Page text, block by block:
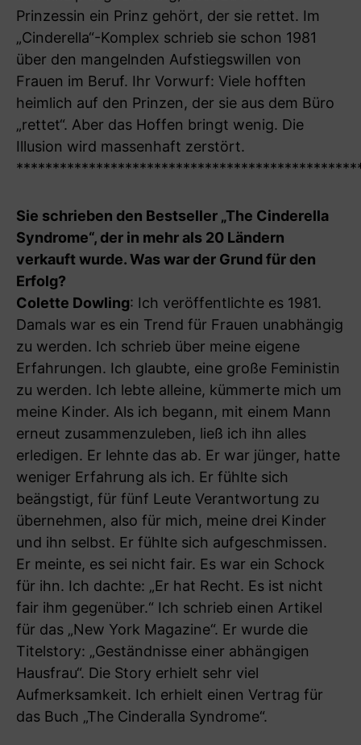
Prinzessin ein Prinz gehört, der sie rettet. Im
„Cinderella“-Komplex schrieb sie schon 1981
über den mangelnden Aufstiegswillen von
Frauen im Beruf. Ihr Vorwurf: Viele hofften
heimlich auf den Prinzen, der sie aus dem Büro
„rettet“. Aber das Hoffen bringt wenig. Die
Illusion wird massenhaft zerstört.
Sie schrieben den Bestseller „The Cinderella
Syndrome“, der in mehr als 20 Ländern
verkauft wurde. Was war der Grund für den
Erfolg?
Colette Dowling: Ich veröffentlichte es 1981.
Damals war es ein Trend für Frauen unabhängig
zu werden. Ich schrieb über meine eigene
Erfahrungen. Ich glaubte, eine große Feministin
zu werden. Ich lebte alleine, kümmerte mich um
meine Kinder. Als ich begann, mit einem Mann
erneut zusammenzuleben, ließ ich ihn alles
erledigen. Er lehnte das ab. Er war jünger, hatte
weniger Erfahrung als ich. Er fühlte sich
beängstigt, für fünf Leute Verantwortung zu
übernehmen, also für mich, meine drei Kinder
und ihn selbst. Er fühlte sich aufgeschmissen.
Er meinte, es sei nicht fair. Es war ein Schock
für ihn. Ich dachte: „Er hat Recht. Es ist nicht
fair ihm gegenüber.“ Ich schrieb einen Artikel
für das „New York Magazine“. Er wurde die
Titelstory: „Geständnisse einer abhängigen
Hausfrau“. Die Story erhielt sehr viel
Aufmerksamkeit. Ich erhielt einen Vertrag für
das Buch „The Cinderalla Syndrome“.